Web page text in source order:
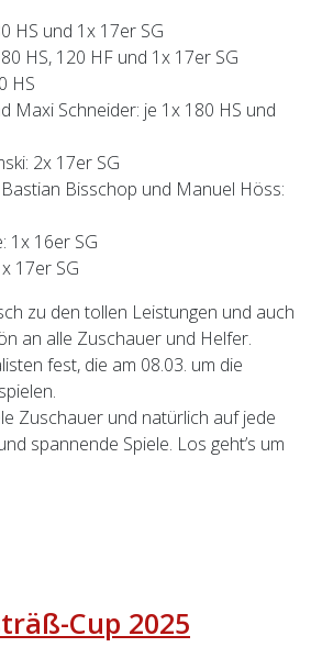
HS und 1x 17er SG
HS, 120 HF und 1x 17er SG
HS
Maxi Schneider: je 1x 180 HS und
2x 17er SG
Bisschop und Manuel Höss:
1x 16er SG
17er SG
zu den tollen Leistungen und auch
an alle Zuschauer und Helfer.
fest, die am 08.03. um die
Zuschauer und natürlich auf jede
spannende Spiele. Los geht’s um
Cup 2025